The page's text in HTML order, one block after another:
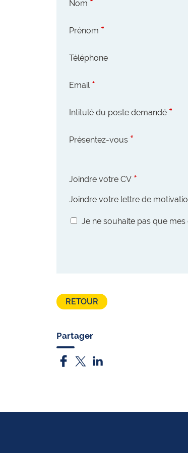
Nom
Prénom
Téléphone
Email
Intitulé du poste demandé
Présentez-vous
Joindre votre CV
Joindre votre lettre de
Je ne souhaite pas que
RETOUR
Partager